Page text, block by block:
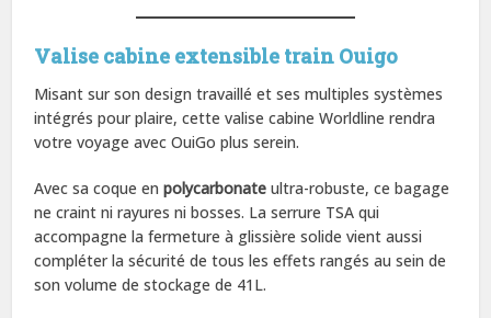
Valise cabine extensible train Ouigo
Misant sur son design travaillé et ses multiples systèmes
intégrés pour plaire, cette valise cabine Worldline rendra
votre voyage avec OuiGo plus serein.
Avec sa coque enpolycarbonate ultra-robuste, ce bagage
ne craint ni rayures ni bosses. La serrure TSA qui
accompagne la fermeture à glissière solide vient aussi
compléter la sécurité de tous les effets rangés au sein de
son volume de stockage de 41L.